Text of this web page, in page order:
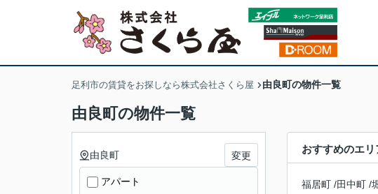
足利市の賃貸をお探しなら株式会社さくら屋 由良町の物件一覧
由良町の物件一覧
おすすめのエリ
福居町 /田中町 /
由良町 変更
アパート